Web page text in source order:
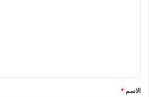
ق
*
الاسم *